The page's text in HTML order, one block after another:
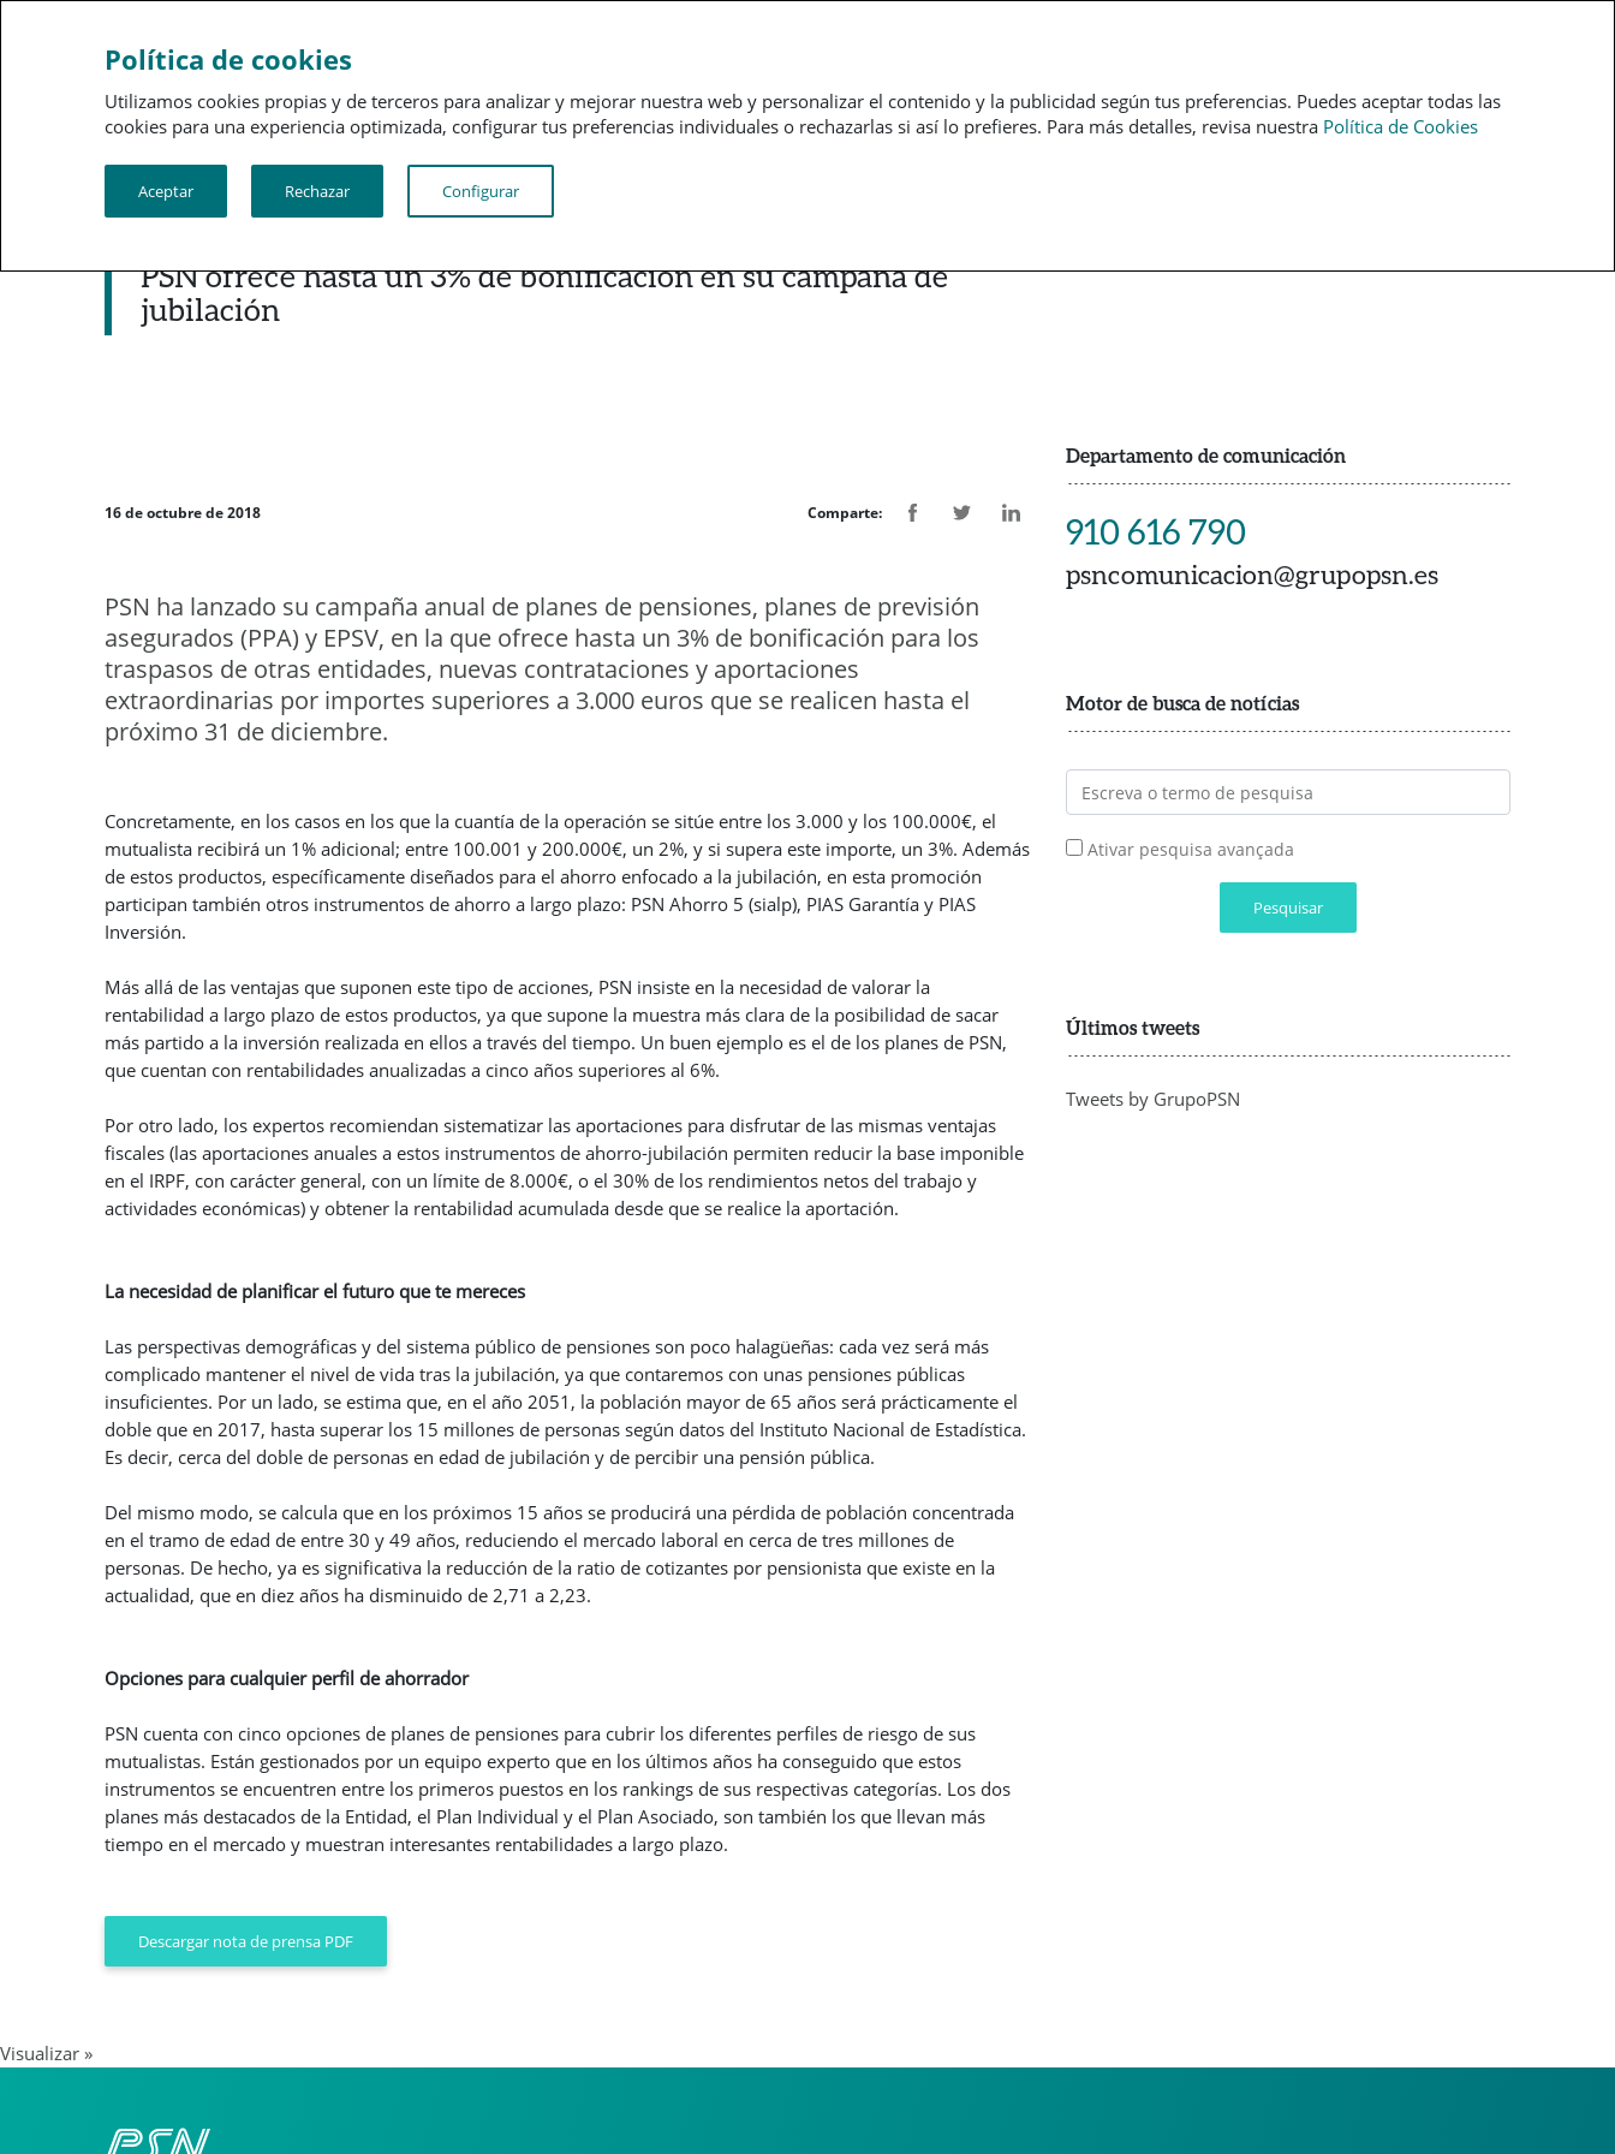
Sobre a PSN
PSN ofrece hasta un 3% de bonificación en su campaña de
jubilación
16 de octubre de 2018 Comparte:
PSN ha lanzado su campaña anual de planes de pensiones, planes de previsión
asegurados (PPA) y EPSV, en la que ofrece hasta un 3% de bonificación para los
traspasos de otras entidades, nuevas contrataciones y aportaciones
extraordinarias por importes superiores a 3.000 euros que se realicen hasta el
próximo 31 de diciembre.
Concretamente, en los casos en los que la cuantía de la operación se sitúe entre los 3.000 y los 100.000€, el
mutualista recibirá un 1% adicional; entre 100.001 y 200.000€, un 2%, y si supera este importe, un 3%. Además
de estos productos, específicamente diseñados para el ahorro enfocado a la jubilación, en esta promoción
participan también otros instrumentos de ahorro a largo plazo: PSN Ahorro 5 (sialp), PIAS Garantía y PIAS
Inversión.
Más allá de las ventajas que suponen este tipo de acciones, PSN insiste en la necesidad de valorar la
rentabilidad a largo plazo de estos productos, ya que supone la muestra más clara de la posibilidad de sacar
más partido a la inversión realizada en ellos a través del tiempo. Un buen ejemplo es el de los planes de PSN,
que cuentan con rentabilidades anualizadas a cinco años superiores al 6%.
Por otro lado, los expertos recomiendan sistematizar las aportaciones para disfrutar de las mismas ventajas
fiscales (las aportaciones anuales a estos instrumentos de ahorro-jubilación permiten reducir la base imponible
en el IRPF, con carácter general, con un límite de 8.000€, o el 30% de los rendimientos netos del trabajo y
actividades económicas) y obtener la rentabilidad acumulada desde que se realice la aportación.
La necesidad de planificar el futuro que te mereces
Las perspectivas demográficas y del sistema público de pensiones son poco halagüeñas: cada vez será más
complicado mantener el nivel de vida tras la jubilación, ya que contaremos con unas pensiones públicas
insuficientes. Por un lado, se estima que, en el año 2051, la población mayor de 65 años será prácticamente el
doble que en 2017, hasta superar los 15 millones de personas según datos del Instituto Nacional de Estadística.
Es decir, cerca del doble de personas en edad de jubilación y de percibir una pensión pública.
Del mismo modo, se calcula que en los próximos 15 años se producirá una pérdida de población concentrada
en el tramo de edad de entre 30 y 49 años, reduciendo el mercado laboral en cerca de tres millones de
personas. De hecho, ya es significativa la reducción de la ratio de cotizantes por pensionista que existe en la
actualidad, que en diez años ha disminuido de 2,71 a 2,23.
Opciones para cualquier perfil de ahorrador
PSN cuenta con cinco opciones de planes de pensiones para cubrir los diferentes perfiles de riesgo de sus
mutualistas. Están gestionados por un equipo experto que en los últimos años ha conseguido que estos
instrumentos se encuentren entre los primeros puestos en los rankings de sus respectivas categorías. Los dos
planes más destacados de la Entidad, el Plan Individual y el Plan Asociado, son también los que llevan más
tiempo en el mercado y muestran interesantes rentabilidades a largo plazo.
Descargar nota de prensa PDF
Departamento de comunicación
910 616 790
psncomunicacion@grupopsn.es
Motor de busca de notícias
Ativar pesquisa avançada
Pesquisar
Últimos tweets
Tweets by GrupoPSN
Visualizar »
Política de cookies
Utilizamos cookies propias y de terceros para analizar y mejorar nuestra web y personalizar el contenido y la publicidad según tus preferencias. Puedes aceptar todas las
cookies para una experiencia optimizada, configurar tus preferencias individuales o rechazarlas si así lo prefieres. Para más detalles, revisa nuestra Política de Cookies
Aceptar Rechazar Configurar